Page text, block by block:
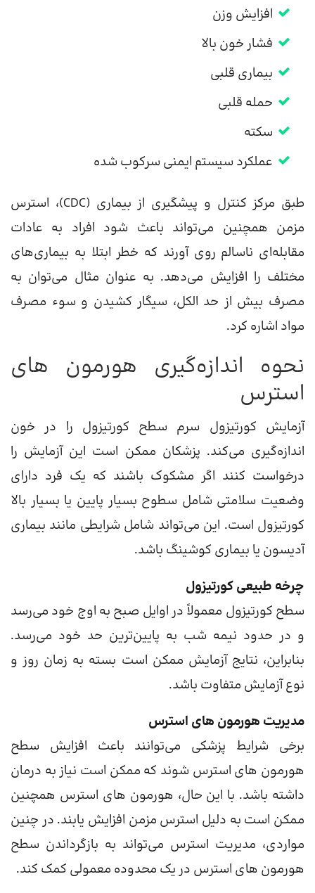
افزایش وزن
فشار خون بالا
بیماری قلبی
حمله قلبی
سکته
عملکرد سیستم ایمنی سرکوب شده
طبق مرکز کنترل و پیشگیری از بیماری (CDC)، استرس
مزمن همچنین می‌تواند باعث شود افراد به عادات
مقابله‌ای ناسالم روی آورند که خطر ابتلا به بیماری‌های
مختلف را افزایش می‌دهد. به عنوان مثال می‌توان به
مصرف بیش از حد الکل، سیگار کشیدن و سوء مصرف
مواد اشاره کرد.
نحوه اندازه‌گیری هورمون های
استرس
آزمایش کورتیزول سرم سطح کورتیزول را در خون
اندازه‌گیری می‌کند. پزشکان ممکن است این آزمایش را
درخواست کنند اگر مشکوک باشند که یک فرد دارای
وضعیت سلامتی شامل سطوح بسیار پایین یا بسیار بالا
کورتیزول است. این می‌تواند شامل شرایطی مانند بیماری
آدیسون یا بیماری کوشینگ باشد.
چرخه طبیعی کورتیزول
سطح کورتیزول معمولاً در اوایل صبح به اوج خود می‌رسد
و در حدود نیمه شب به پایین‌ترین حد خود می‌رسد.
بنابراین، نتایج آزمایش ممکن است بسته به زمان روز و
نوع آزمایش متفاوت باشد.
مدیریت هورمون های استرس
برخی شرایط پزشکی می‌توانند باعث افزایش سطح
هورمون های استرس شوند که ممکن است نیاز به درمان
داشته باشد. با این حال، هورمون های استرس همچنین
ممکن است به دلیل استرس مزمن افزایش یابند. در چنین
مواردی، مدیریت استرس می‌تواند به بازگرداندن سطح
هورمون های استرس در یک محدوده معمولی کمک کند.